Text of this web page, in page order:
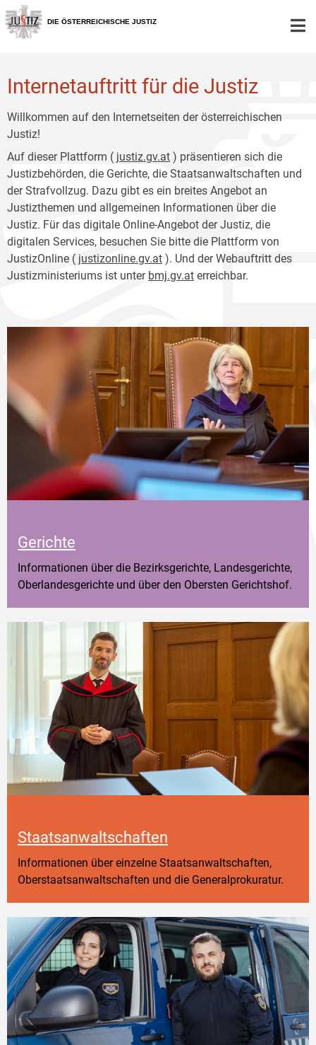
Zur
Hauptnavigation
[1]
Zum
Inhalt
[2]
DIE ÖSTERREICHISCHE JUSTIZ
Internetauftritt für die Justiz
Willkommen auf den Internetseiten der österreichischen
Justiz!
Auf dieser Plattform ( justiz.gv.at ) präsentieren sich die
Justizbehörden, die Gerichte, die Staatsanwaltschaften und
der Strafvollzug. Dazu gibt es ein breites Angebot an
Justizthemen und allgemeinen Informationen über die
Justiz. Für das digitale Online-Angebot der Justiz, die
digitalen Services, besuchen Sie bitte die Plattform von
JustizOnline ( justizonline.gv.at ). Und der Webauftritt des
Justizministeriums ist unter bmj.gv.at erreichbar.
Gerichte
Informationen über die Bezirksgerichte, Landesgerichte,
Oberlandesgerichte und über den Obersten Gerichtshof.
Staatsanwaltschaften
Informationen über einzelne Staatsanwaltschaften,
Oberstaatsanwaltschaften und die Generalprokuratur.